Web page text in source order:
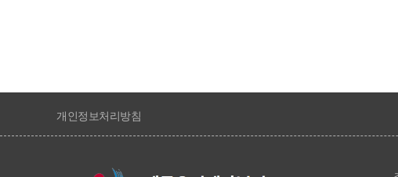
개인정보처리방침